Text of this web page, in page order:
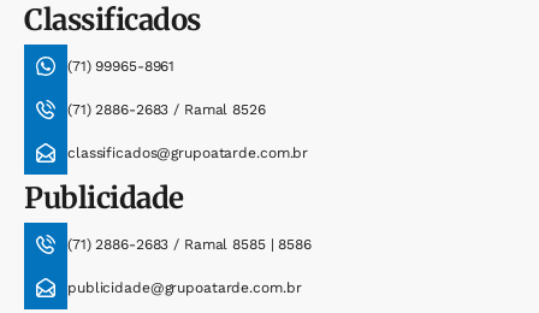
Classificados
(71) 99965-8961
(71) 2886-2683 / Ramal 8526
classificados@grupoatarde.com.br
Publicidade
(71) 2886-2683 / Ramal 8585 | 8586
publicidade@grupoatarde.com.br